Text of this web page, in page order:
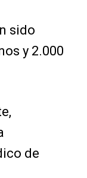
sido
y 2.000
de